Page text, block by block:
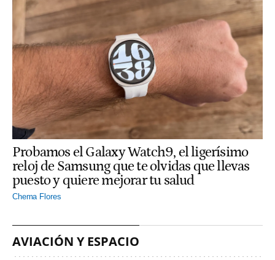
Probamos el Galaxy Watch9, el ligerísimo
reloj de Samsung que te olvidas que llevas
puesto y quiere mejorar tu salud
Chema Flores
AVIACIÓN Y ESPACIO